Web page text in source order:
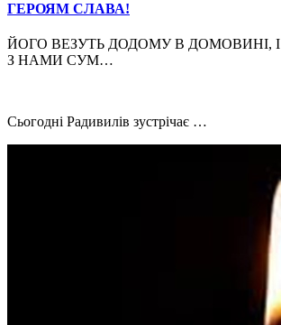
ГЕРОЯМ СЛАВА!
ЙОГО ВЕЗУТЬ ДОДОМУ В ДОМОВИНІ, І
З НАМИ СУМ…
Сьогодні Радивилів зустрічає …